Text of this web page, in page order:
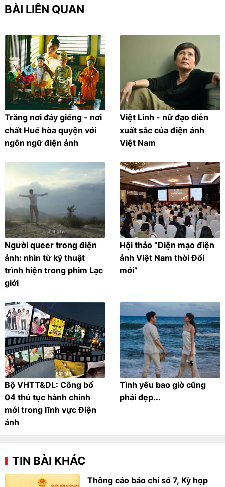
BÀI LIÊN QUAN
Trăng nơi đáy giếng - nơi
chất Huế hòa quyện với
ngôn ngữ điện ảnh
Việt Linh - nữ đạo diễn
xuất sắc của điện ảnh
Việt Nam
Người queer trong điện
ảnh: nhìn từ kỹ thuật
trình hiện trong phim Lạc
giới
Hội thảo “Diện mạo điện
ảnh Việt Nam thời Đổi
mới”
Bộ VHTT&DL: Công bố
04 thủ tục hành chính
mới trong lĩnh vực Điện
ảnh
Tình yêu bao giờ cũng
phải đẹp...
TIN BÀI KHÁC
Thông cáo báo chí số 7, Kỳ họp